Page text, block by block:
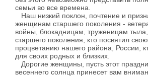
семьи во все времена.
Наш низкий поклон, почтение и
женщинам старшего поколения -
войны, блокадницам, труженицам
старшего поколения, кто посвятил
процветанию нашего района, России,
для своих родных и близких.
Дорогие женщины, пусть этот
весеннего солнца принесет вам